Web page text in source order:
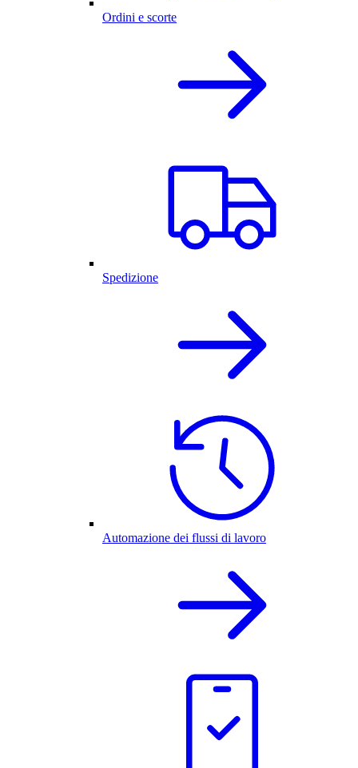
Ordini e scorte
Spedizione
Automazione dei flussi di lavoro